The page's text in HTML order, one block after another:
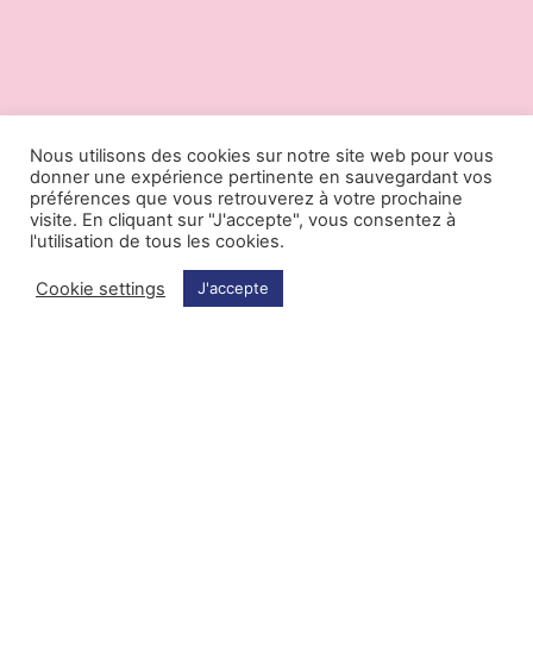
25.01.2023 20.12.2022
Nous utilisons des cookies sur notre site web pour vous
donner une expérience pertinente en sauvegardant vos
préférences que vous retrouverez à votre prochaine
visite. En cliquant sur "J'accepte", vous consentez à
l'utilisation de tous les cookies.
Cookie settings J'accepte